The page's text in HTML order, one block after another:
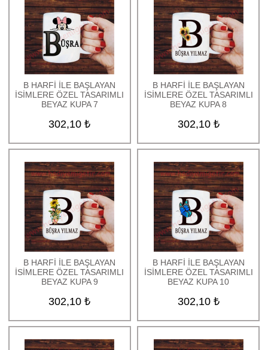
B HARFİ İLE BAŞLAYAN
İSİMLERE ÖZEL TASARIMLI
BEYAZ KUPA 7
302,10 ₺
B HARFİ İLE BAŞLAYAN
İSİMLERE ÖZEL TASARIMLI
BEYAZ KUPA 8
302,10 ₺
B HARFİ İLE BAŞLAYAN
İSİMLERE ÖZEL TASARIMLI
BEYAZ KUPA 9
302,10 ₺
B HARFİ İLE BAŞLAYAN
İSİMLERE ÖZEL TASARIMLI
BEYAZ KUPA 10
302,10 ₺